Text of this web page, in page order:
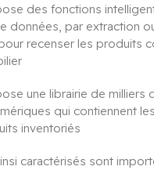
des fonctions
données, par extraction
recenser les produits
une librairie de milliers
qui contiennent
inventoriés
caractérisés sont